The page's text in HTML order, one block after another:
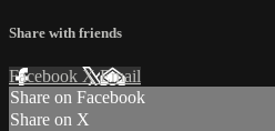
Share with friends
Facebook XEmail
Share on Facebook
Share on X